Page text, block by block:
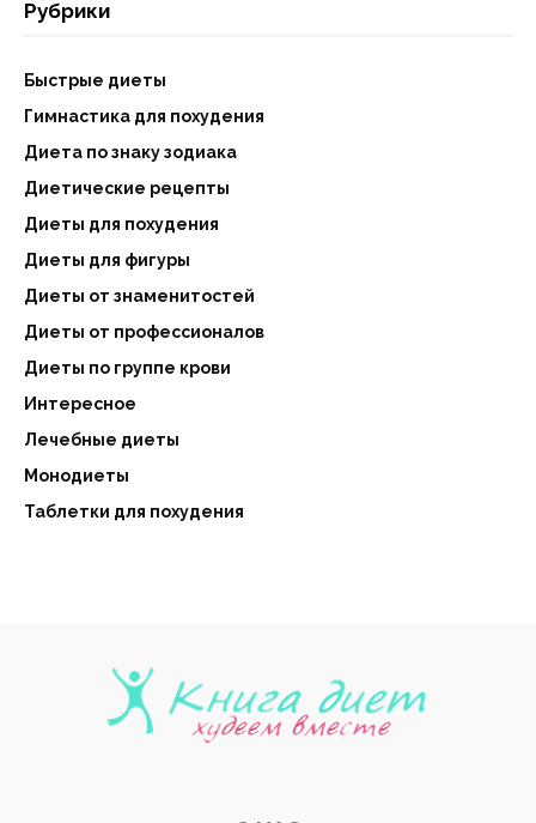
Рубрики
Быстрые диеты
Гимнастика для похудения
Диета по знаку зодиака
Диетические рецепты
Диеты для похудения
Диеты для фигуры
Диеты от знаменитостей
Диеты от профессионалов
Диеты по группе крови
Интересное
Лечебные диеты
Монодиеты
Таблетки для похудения